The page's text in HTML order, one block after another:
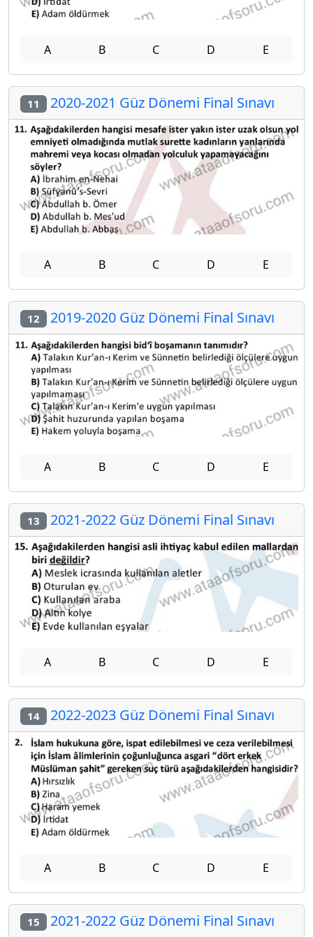
A B C D E
11 2020-2021 Güz Dönemi Final Sınavı
A B C D E
12 2019-2020 Güz Dönemi Final Sınavı
A B C D E
13 2021-2022 Güz Dönemi Final Sınavı
A B C D E
14 2022-2023 Güz Dönemi Final Sınavı
A B C D E
15 2021-2022 Güz Dönemi Final Sınavı